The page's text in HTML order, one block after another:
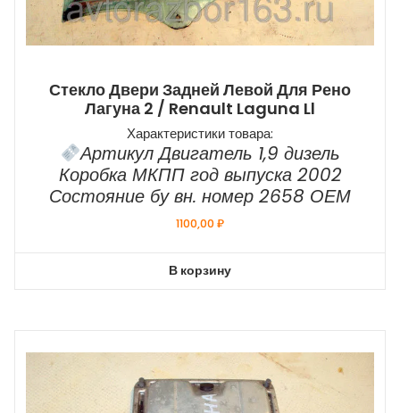
Стекло Двери Задней Левой Для Рено
Лагуна 2 / Renault Laguna Ll
Характеристики товара:
Артикул Двигатель 1,9 дизель
Коробка МКПП год выпуска 2002
Состояние бу вн. номер 2658 ОЕМ
1100,00₽
В корзину